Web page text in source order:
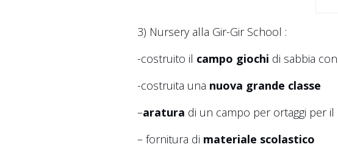
3) Nursery alla Gir-Gir School :
-costruito il campo giochi di sabbia con
-costruita una nuova grande classe
–aratura di un campo per ortaggi per il
– fornitura di materiale scolastico